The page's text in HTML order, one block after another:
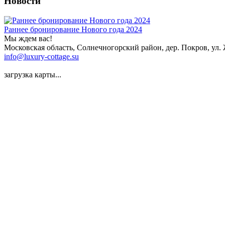
Раннее бронирование Нового года 2024
Мы ждем вас!
Московская область, Солнечногорский район, дер. Покров, ул.
info@luxury-cottage.su
загрузка карты...